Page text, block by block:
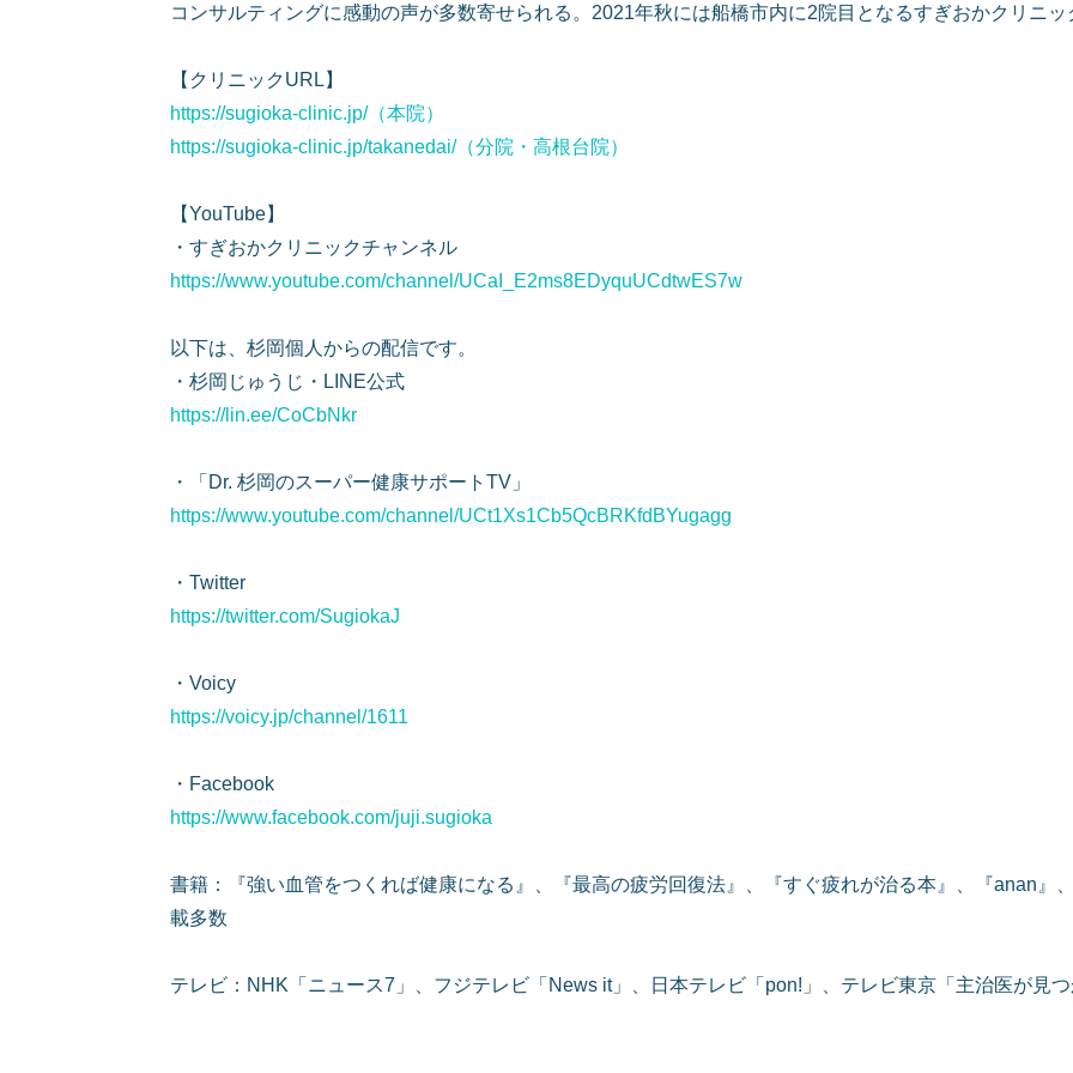
コンサルティングに感動の声が多数寄せられる。2021年秋には船橋市内に2院目となるすぎおかクリニッ
【クリニックURL】
https://sugioka-clinic.jp/（本院）
https://sugioka-clinic.jp/takanedai/（分院・高根台院）
【YouTube】
・すぎおかクリニックチャンネル
https://www.youtube.com/channel/UCaI_E2ms8EDyquUCdtwES7w
以下は、杉岡個人からの配信です。
・杉岡じゅうじ・LINE公式
https://lin.ee/CoCbNkr
・「Dr. 杉岡のスーパー健康サポートTV」
https://www.youtube.com/channel/UCt1Xs1Cb5QcBRKfdBYugagg
・Twitter
https://twitter.com/SugiokaJ
・Voicy
https://voicy.jp/channel/1611
・Facebook
https://www.facebook.com/juji.sugioka
書籍：『強い血管をつくれば健康になる』、『最高の疲労回復法』、『すぐ疲れが治る本』、『anan』
載多数
テレビ：NHK「ニュース7」、フジテレビ「News it」、日本テレビ「pon!」、テレビ東京「主治医が見